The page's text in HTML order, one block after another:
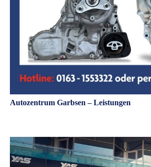
Autozentrum Garbsen – Leistungen